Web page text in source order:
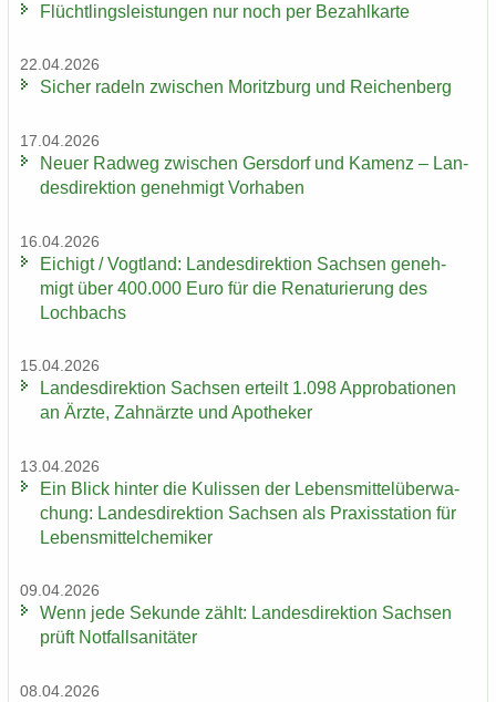
Flücht­lings­leis­tun­gen nur noch per Be­zahl­kar­te
22.04.2026
Si­cher ra­deln zwi­schen Mo­ritz­burg und Rei­chen­berg
17.04.2026
Neuer Rad­weg zwi­schen Gers­dorf und Ka­menz – Lan­
des­di­rek­ti­on ge­neh­migt Vor­ha­ben
16.04.2026
Ei­chigt / Vogt­land: Lan­des­di­rek­ti­on Sach­sen ge­neh­
migt über 400.000 Euro für die Re­na­tu­rie­rung des
Loch­bachs
15.04.2026
Lan­des­di­rek­ti­on Sach­sen er­teilt 1.098 Ap­pro­ba­tio­nen
an Ärzte, Zahn­ärz­te und Apo­the­ker
13.04.2026
Ein Blick hin­ter die Ku­lis­sen der Le­bens­mit­tel­über­wa­
chung: Lan­des­di­rek­ti­on Sach­sen als Pra­xis­sta­ti­on für
Le­bens­mit­tel­che­mi­ker
09.04.2026
Wenn jede Se­kun­de zählt: Lan­des­di­rek­ti­on Sach­sen
prüft Not­fall­sa­ni­tä­ter
08.04.2026